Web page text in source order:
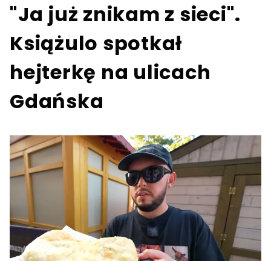
"Ja już znikam z sieci".
Książulo spotkał
hejterkę na ulicach
Gdańska